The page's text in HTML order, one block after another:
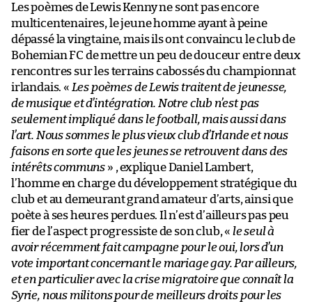
Les poèmes de Lewis Kenny ne sont pas encore
multicentenaires, le jeune homme ayant à peine
dépassé la vingtaine, mais ils ont convaincu le club de
Bohemian FC de mettre un peu de douceur entre deux
rencontres sur les terrains cabossés du championnat
irlandais. « Les poèmes de Lewis traitent de jeunesse,
de musique et d’intégration. Notre club n’est pas
seulement impliqué dans le football, mais aussi dans
l’art. Nous sommes le plus vieux club d’Irlande et nous
faisons en sorte que les jeunes se retrouvent dans des
intérêts communs » , explique Daniel Lambert,
l’homme en charge du développement stratégique du
club et au demeurant grand amateur d’arts, ainsi que
poète à ses heures perdues. Il n’est d’ailleurs pas peu
fier de l’aspect progressiste de son club, « le seul à
avoir récemment fait campagne pour le oui, lors d’un
vote important concernant le mariage gay. Par ailleurs,
et en particulier avec la crise migratoire que connaît la
Syrie, nous militons pour de meilleurs droits pour les